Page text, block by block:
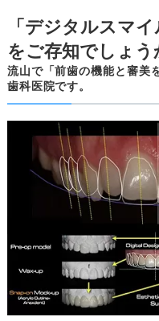
流山で「前歯の機能と審美
歯科医院です。
「デジタルスマ
をご存知でしょう